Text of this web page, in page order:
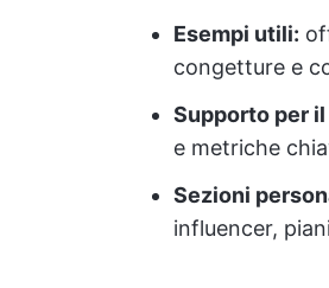
Esempi utili:
congetture e
Supporto per
e metriche
Sezioni
influencer,